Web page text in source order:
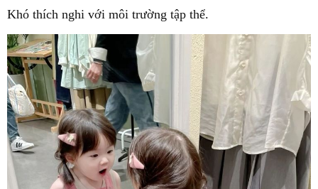
Khó thích nghi với môi trường tập thể.